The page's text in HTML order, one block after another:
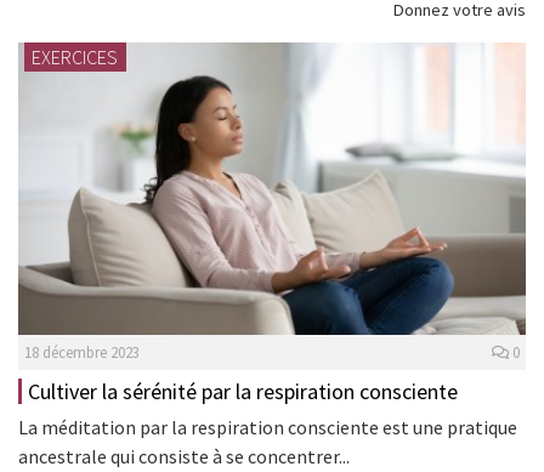
Donnez votre avis
EXERCICES
18 décembre 2023 0
Cultiver la sérénité par la respiration consciente
La méditation par la respiration consciente est une pratique
ancestrale qui consiste à se concentrer...